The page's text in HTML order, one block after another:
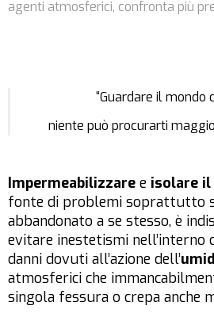
agenti atmosferici, confronta più
“Guardare il mondo
niente può procurarti
Impermeabilizzare e isolare il
fonte di problemi soprattutto
abbandonato a se stesso, è
evitare inestetismi nell’interno
danni dovuti all’azione dell’
atmosferici che
singola fessura o crepa anche